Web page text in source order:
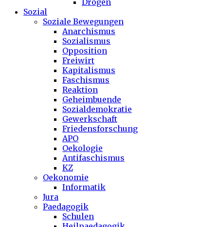
Drogen
Sozial
Soziale Bewegungen
Anarchismus
Sozialismus
Opposition
Freiwirt
Kapitalismus
Faschismus
Reaktion
Geheimbuende
Sozialdemokratie
Gewerkschaft
Friedensforschung
APO
Oekologie
Antifaschismus
KZ
Oekonomie
Informatik
Jura
Paedagogik
Schulen